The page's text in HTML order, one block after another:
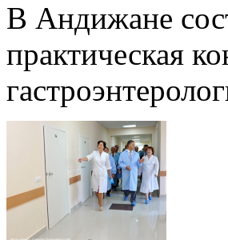
В Андижане
практическая